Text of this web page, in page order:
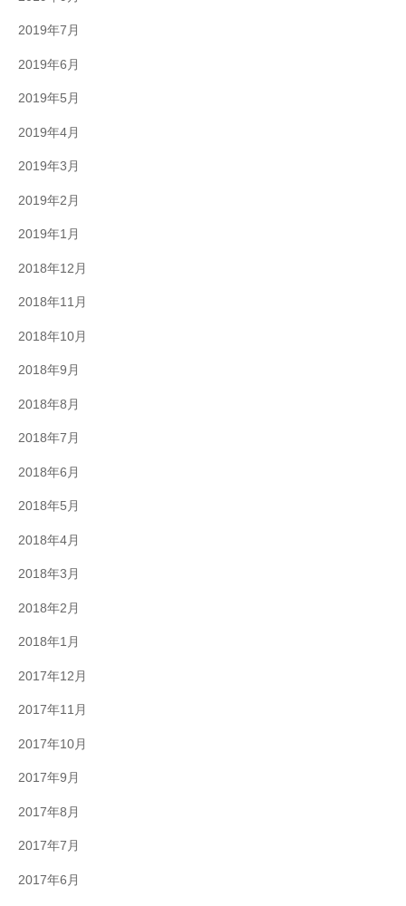
2019年7月
2019年6月
2019年5月
2019年4月
2019年3月
2019年2月
2019年1月
2018年12月
2018年11月
2018年10月
2018年9月
2018年8月
2018年7月
2018年6月
2018年5月
2018年4月
2018年3月
2018年2月
2018年1月
2017年12月
2017年11月
2017年10月
2017年9月
2017年8月
2017年7月
2017年6月